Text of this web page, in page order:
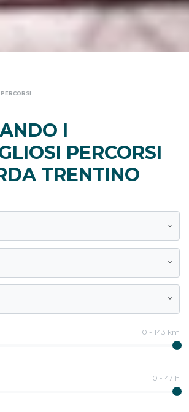
PERCORSI
I
PERCORSI
TRENTINO
0 - 143 km
0 - 47 h